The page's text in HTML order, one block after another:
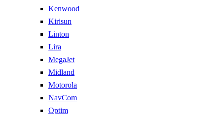
Kenwood
Kirisun
Linton
Lira
MegaJet
Midland
Motorola
NavCom
Optim